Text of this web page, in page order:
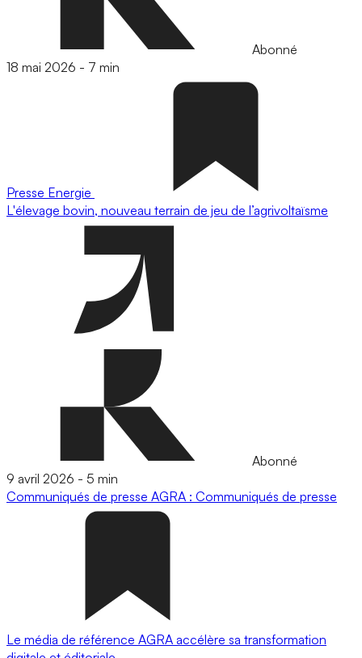
Abonné
18 mai 2026 - 7 min
Presse Energie
L'élevage bovin, nouveau terrain de jeu de l’agrivoltaïsme
Abonné
9 avril 2026 - 5 min
Communiqués de presse AGRA : Communiqués de presse
Le média de référence AGRA accélère sa transformation